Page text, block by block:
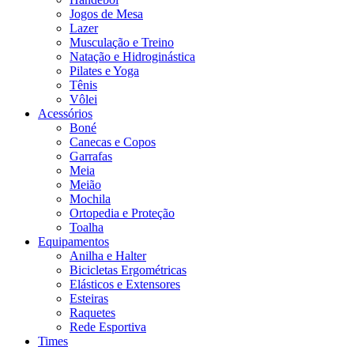
Jogos de Mesa
Lazer
Musculação e Treino
Natação e Hidroginástica
Pilates e Yoga
Tênis
Vôlei
Acessórios
Boné
Canecas e Copos
Garrafas
Meia
Meião
Mochila
Ortopedia e Proteção
Toalha
Equipamentos
Anilha e Halter
Bicicletas Ergométricas
Elásticos e Extensores
Esteiras
Raquetes
Rede Esportiva
Times